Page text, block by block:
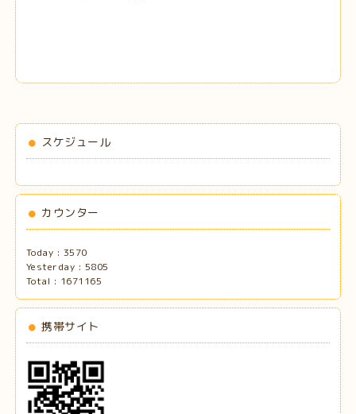
スケジュール
カウンター
Today : 3570
Yesterday : 5805
Total : 1671165
携帯サイト